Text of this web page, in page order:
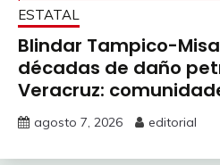
ESTATAL
Blindar Tampico-
décadas de daño
Veracruz:
agosto 7, 2026 editorial